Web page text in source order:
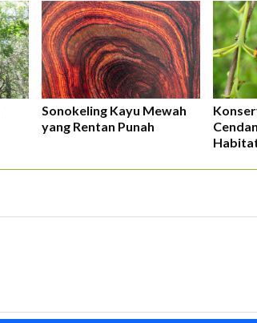
Sonokeling Kayu Mewah
yang Rentan Punah